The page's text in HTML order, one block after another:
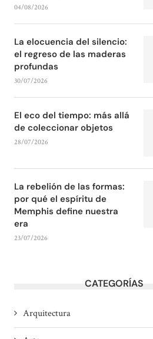
04/08/2026
La elocuencia del silencio:
el regreso de las maderas
profundas
30/07/2026
El eco del tiempo: más allá
de coleccionar objetos
28/07/2026
La rebelión de las formas:
por qué el espíritu de
Memphis define nuestra
era
23/07/2026
CATEGORÍAS
Arquitectura